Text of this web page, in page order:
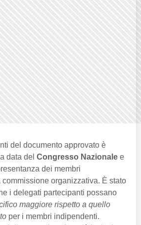
del documento approvato è
data del Congresso Nazionale e
dei membri
commissione organizzativa. È stato
i delegati partecipanti possano
maggiore rispetto a quello
per i membri indipendenti.